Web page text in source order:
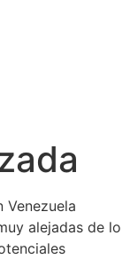
Venezuela
alejadas de lo